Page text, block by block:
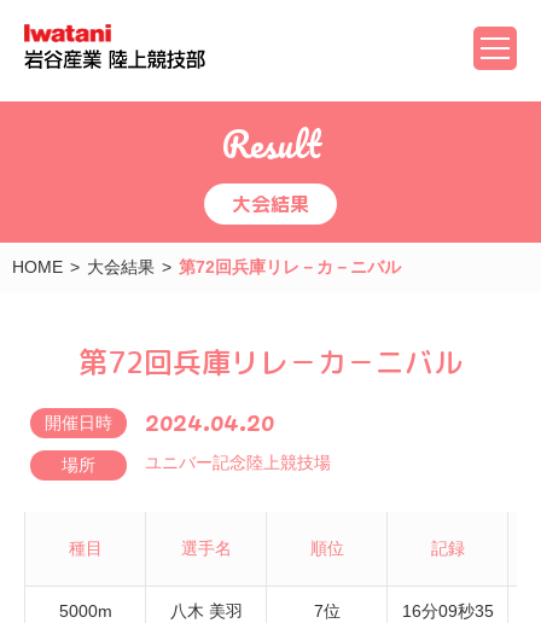
Result
大会結果
HOME 大会結果 第72回兵庫リレ－カ－ニバル
第72回兵庫リレ－カ－ニバル
開催日時 2024.04.20
場所 ユニバー記念陸上競技場
種目 選手名 順位 記録
5000m 八木 美羽 7位 16分09秒35